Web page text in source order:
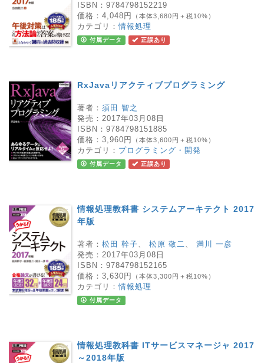
ISBN： 9784798152219
価格： 4,048円 （本体3,680円＋税10%）
カテゴリ：情報処理
付属データ 正誤あり
RxJavaリアクティブプログラミング
著者： 須田 智之
発売： 2017年03月08日
ISBN： 9784798151885
価格： 3,960円 （本体3,600円＋税10%）
カテゴリ： プログラミング・開発
付属データ 正誤あり
情報処理教科書 システムアーキテクト 2017
年版
著者： 松田 幹子 松原 敬二
満川 一彦
発売： 2017年03月08日
ISBN： 9784798152165
価格： 3,630円 （本体3,300円＋税10%）
カテゴリ：情報処理
付属データ
情報処理教科書 ITサービスマネージャ 2017
～2018年版